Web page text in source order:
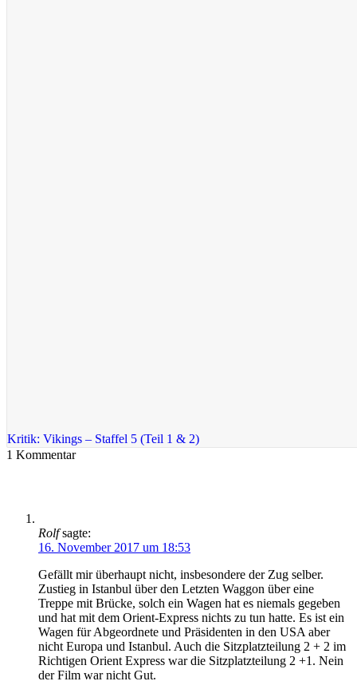
Kritik: Vikings – Staffel 5 (Teil 1 & 2)
1 Kommentar
Rolf sagte:
16. November 2017 um 18:53
Gefällt mir überhaupt nicht, insbesondere der Zug selber.
Zustieg in Istanbul über den Letzten Waggon über eine
Treppe mit Brücke, solch ein Wagen hat es niemals gegeben
und hat mit dem Orient-Express nichts zu tun hatte. Es ist ein
Wagen für Abgeordnete und Präsidenten in den USA aber
nicht Europa und Istanbul. Auch die Sitzplatzteilung 2 + 2 im
Richtigen Orient Express war die Sitzplatzteilung 2 +1. Nein
der Film war nicht Gut.